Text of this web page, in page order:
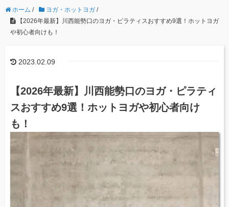
ホーム / ヨガ・ホットヨガ /
【2026年最新】川西能勢口のヨガ・ピラティスおすすめ9選！ホットヨガ
や初心者向けも！
2023.02.09
【2026年最新】川西能勢口のヨガ・ピラティ
スおすすめ9選！ホットヨガや初心者向け
も！